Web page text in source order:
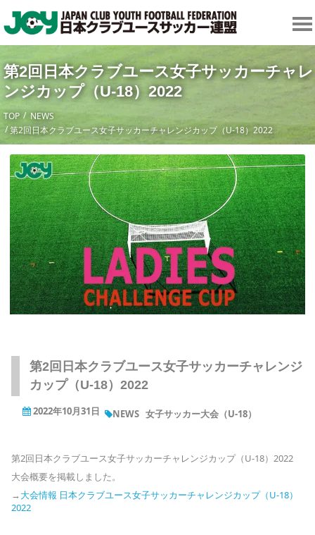
第2回日本クラブユース女子サッカーチャレ
ンジカップ（U-18）2022
TOP
NEWS
第2回日本クラブユース女子サッカーチャレンジカップ（U-18）2022
第2回日本クラブユース女子サッカーチャレンジ
カップ（U-18）2022
2022年10月31日 NEWS 女子サッカー大会（U-18）
第2回日本クラブユース女子サッカーチャレンジカップ（U-18）2022
大会概要を掲載しました。
→ 大会情報 日本クラブユース女子サッカーチャレンジカップ（U-18）
2022